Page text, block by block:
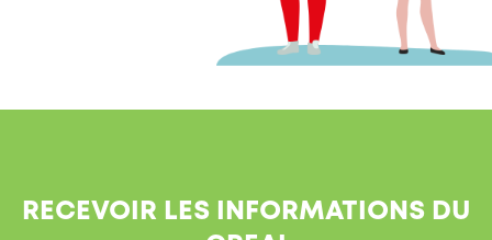
RECEVOIR LES INFORMATIONS DU